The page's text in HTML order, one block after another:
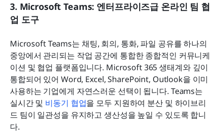
3. Microsoft Teams: 엔터프라이즈급 온라인 팀 협
업 도구
Microsoft Teams는 채팅, 회의, 통화, 파일 공유를 하나의
중앙에서 관리되는 작업 공간에 통합한 종합적인 커뮤니케
이션 및 협업 플랫폼입니다. Microsoft 365 생태계와 깊이
통합되어 있어 Word, Excel, SharePoint, Outlook을 이미
사용하는 기업에게 자연스러운 선택이 됩니다. Teams는
실시간 및 비동기 협업을 모두 지원하여 분산 및 하이브리
드 팀이 일관성을 유지하고 생산성을 높일 수 있도록 합니
다.